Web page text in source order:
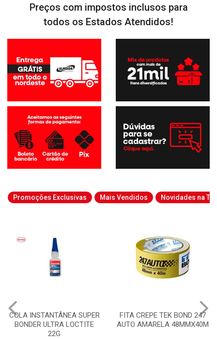
Preços com impostos inclusos para
todos os Estados Atendidos!
Promoções Exclusivas Mais Vendidos Novidades na
COLA INSTANTÂNEA SUPER
BONDER ULTRA LOCTITE
22G
FITA CREPE TEK BOND 247
AUTO AMARELA 48MMX40M